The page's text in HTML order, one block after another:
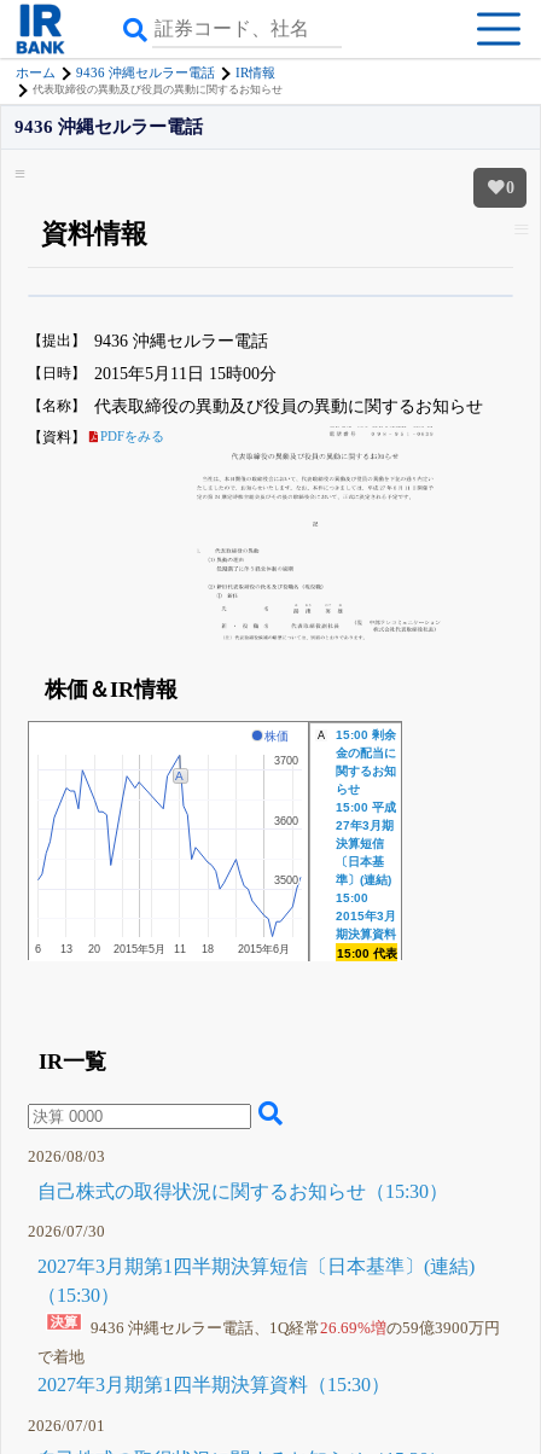
ホーム 9436 沖縄セルラー電話 IR情報
代表取締役の異動及び役員の異動に関するお知らせ
0
9436 沖縄セルラー電話
資料情報
詳しく見られる無料でβ版をはじめる
登録すると永久30%OFFと米株版の先行利用も付きます
【提出】 9436 沖縄セルラー電話
【日時】 2015年5月11日 15時00分
【名称】 代表取締役の異動及び役員の異動に関するお知らせ
【資料】 PDFをみる
株価＆IR情報
株価
2015年5月 2015年6月
6 13 20 11 18
3500
3500
3600
3600
3700
3700
A
A
15:00 剰余
金の配当に
関するお知
らせ
15:00 平成
27年3月期
決算短信
〔日本基
準〕(連結)
15:00
2015年3月
期決算資料
15:00 代表
IR一覧
2026/08/03
自己株式の取得状況に関するお知らせ（15:30）
2026/07/30
2027年3月期第1四半期決算短信〔日本基準〕(連結)
（15:30）
9436 沖縄セルラー電話、1Q経常26.69%増の59億3900万円
で着地
2027年3月期第1四半期決算資料（15:30）
2026/07/01